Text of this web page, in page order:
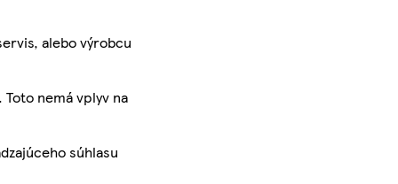
alebo výrobcu
nemá vplyv na
súhlasu